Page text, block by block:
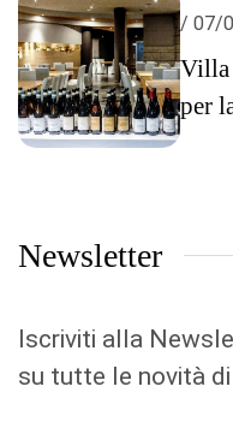
/ 07/
Villa
per
Newsletter
Iscriviti alla
su tutte le novità